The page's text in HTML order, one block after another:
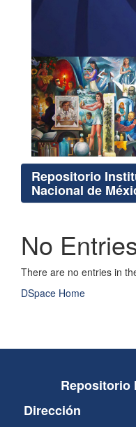
Repositorio
Nacional de
No
There are no entries in
DSpace Home
Repositorio
Dirección